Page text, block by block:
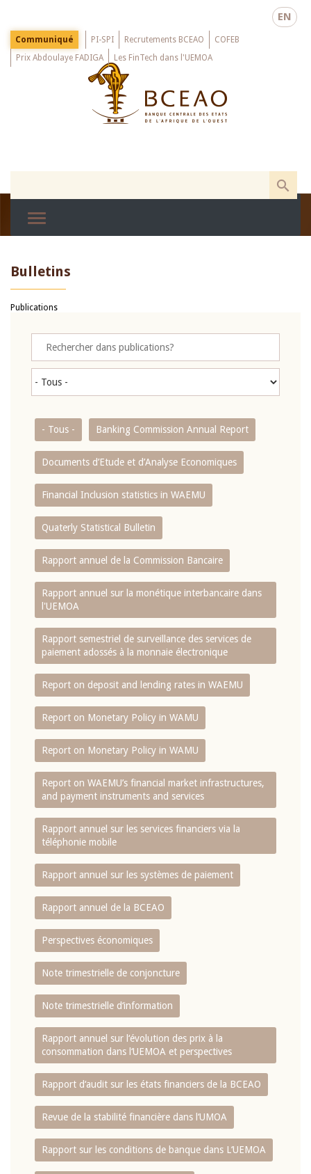
main
EN
Menu
Top
Communiqué PI-SPI Recrutements BCEAO
COFEB
Prix Abdoulaye FADIGA
Les FinTech dans l'UEMOA
Bulletins
Publications
- Tous - Banking Commission Annual Report
Documents d’Etude et d’Analyse Economiques
Financial Inclusion statistics in WAEMU
Quaterly Statistical Bulletin
Rapport annuel de la Commission Bancaire
Rapport annuel sur la monétique interbancaire dans
l'UEMOA
Rapport semestriel de surveillance des services de
paiement adossés à la monnaie électronique
Report on deposit and lending rates in WAEMU
Report on Monetary Policy in WAMU
Report on Monetary Policy in WAMU
Report on WAEMU’s financial market infrastructures,
and payment instruments and services
Rapport annuel sur les services financiers via la
téléphonie mobile
Rapport annuel sur les systèmes de paiement
Rapport annuel de la BCEAO
Perspectives économiques
Note trimestrielle de conjoncture
Note trimestrielle d‘information
Rapport annuel sur l‘évolution des prix à la
consommation dans l‘UEMOA et perspectives
Rapport d‘audit sur les états financiers de la BCEAO
Revue de la stabilité financière dans l‘UMOA
Rapport sur les conditions de banque dans L‘UEMOA